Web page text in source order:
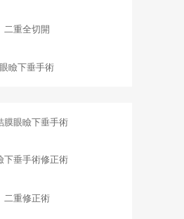
二重全切開
眼瞼下垂手術
膜眼瞼下垂手術
下垂手術修正術
二重修正術